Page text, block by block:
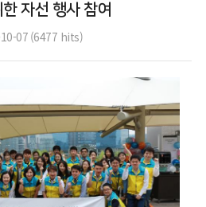
자선 행사 참여
07 (6477 hits)